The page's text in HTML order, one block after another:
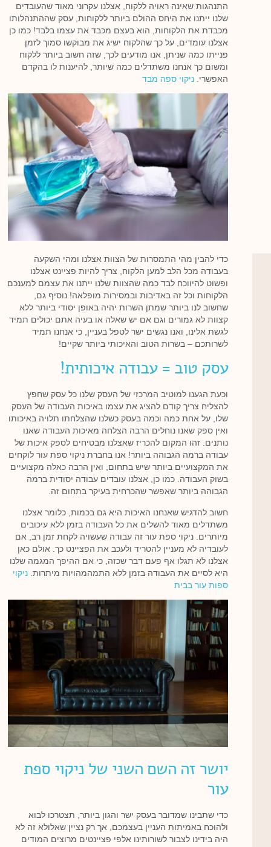
התנהגות שאינה ראויה ללקוח, אצלנו עקרוני מאוד שהעובדים
שלנו ייתנו את היחס ההולם ביותר ללקוחות, עסק שההתנהלותו
מכבדת את הלקוחות, הוא בעצם מכבד את עצמו בלבד! כמו כן
אצלנו עומדים, על כך שהלקוח ישיג את מבוקשו סמוך לזמן
פנייתו כמה שניתן, אנו מודעים לכך, שזה חשוב ביותר ללקוח
ומשום כך אנחנו משתדלים כמה שיותר, להיענות לו בהקדם
האפשרי. ניקוי ספה מבד
כדי להבין מהי התמסרות של הצוות אצלנו ומהי השקעה
בעבודה מכל הלב למען הלקוח, צריך להיות פציינט אצלנו
ופשוט להיווכח לבד כמה שהצוות שלנו ייתנו את עצמם למענכם
הלקוחות וכל זה באדיבות ובמסירות מופלאה! נוסיף גם,
שחשוב לנו ביותר שמתן השרות יהיה באופן יסודי ביותר ללא
קצוות לא גמורים וגם אם יש שאלה או בעיה אתם יכולים תמיד
לגשת אלינו, ואנו נגשים ישר לטפל בעניין, כי אנחנו תמיד
לשרותכם – בשרות הטוב והאיכותי ביותר שקיים!
עסק טוב = עבודה איכותית!
וכעת הגענו למוטיב המרכזי של העסק שלנו כל עסק שחפץ
להצליח צריך קודם להציג את עצמו באיכות העבודה של העסק
שלו, על אחת כמה וכמה בעסק כשלנו שהצלחתו תלויה באיכותו
ואין ספק שאנו נוחלים הרבה הצלחה מאיכות העבודה שאנו
נותנים. זהו המקום להכריז שאצלנו מבטיחים לספק איכות של
עבודה ברמה הגבוהה ביותר! אנו בחברת ניקוי ספת עור לוקחים
את המקצועיים ביותר שיש בתחום, ואין הרבה כאלה מקצועיים
בשוק העבודה. כמו כן, אצלנו עובדים עבודה יסודית ברמה
הגבוהה ביותר שאפשר שהכרחית בעיקר בתחום זה.
חשוב להדגיש שאנחנו האיכות היא גם בכמות, כלומר אצלנו
משתדלים מאוד להשלים את כל העבודה בזמן ללא עיכובים
מיותרים. ניקוי ספת עור זה עבודה שעשויה לקחת זמן רב, אם
לעובדיה לא מעניין להטריד ולעכב את הפציינט כך. אולם כאן
אצלנו לא תגלו אף פעם דבר שכזה, כי אם ההיפך המגמה שלנו
היא לסיים את העבודה בזמן ללא התמהמהויות מיתרות. ניקוי
ספות עור בבית
יושר זה השם השני של ניקוי ספת
עור
כדי שתבינו שמדובר בעסק ישר והגון ביותר, תצטרכו לבוא
ולהוכח באמיתות העניין בעצמכם, אך רק נציין שאלולא זה לא
היה בידינו לצבור לשורותינו אלפי פציינטים מרוצים המודים